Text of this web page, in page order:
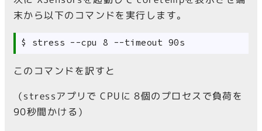
末から以下のコマンドを実行します。
このコマンドを訳すと
（stressアプリで CPUに 8個のプロセスで負荷を
90秒間かける）